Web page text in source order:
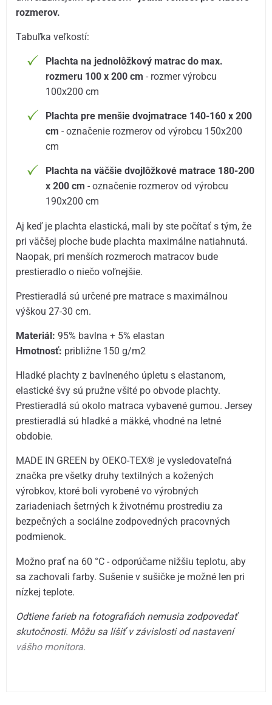
rozmerov.
Tabuľka veľkostí:
Plachta na jednolôžkový matrac do max.
rozmeru 100 x 200 cm - rozmer výrobcu
100x200 cm
Plachta pre menšie dvojmatrace 140-160 x 200
cm - označenie rozmerov od výrobcu 150x200
cm
Plachta na väčšie dvojlôžkové matrace 180-200
x 200 cm - označenie rozmerov od výrobcu
190x200 cm
Aj keď je plachta elastická, mali by ste počítať s tým, že
pri väčšej ploche bude plachta maximálne natiahnutá.
Naopak, pri menších rozmeroch matracov bude
prestieradlo o niečo voľnejšie.
Prestieradlá sú určené pre matrace s maximálnou
výškou 27-30 cm.
Materiál: 95% bavlna + 5% elastan
Hmotnosť: približne 150 g/m2
Hladké plachty z bavlneného úpletu s elastanom,
elastické švy sú pružne všité po obvode plachty.
Prestieradlá sú okolo matraca vybavené gumou. Jersey
prestieradlá sú hladké a mäkké, vhodné na letné
obdobie.
MADE IN GREEN by OEKO-TEX® je vysledovateľná
značka pre všetky druhy textilných a kožených
výrobkov, ktoré boli vyrobené vo výrobných
zariadeniach šetrných k životnému prostrediu za
bezpečných a sociálne zodpovedných pracovných
podmienok.
Možno prať na 60 °C - odporúčame nižšiu teplotu, aby
sa zachovali farby. Sušenie v sušičke je možné len pri
nízkej teplote.
Odtiene farieb na fotografiách nemusia zodpovedať
skutočnosti. Môžu sa líšiť v závislosti od nastavení
vášho monitora.